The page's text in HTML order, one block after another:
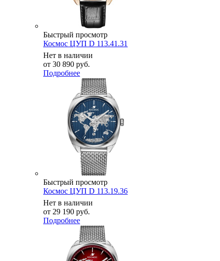
Быстрый просмотр
Космос ЦУП D 113.41.31
Нет в наличии
от 30 890 руб.
Подробнее
Быстрый просмотр
Космос ЦУП D 113.19.36
Нет в наличии
от 29 190 руб.
Подробнее